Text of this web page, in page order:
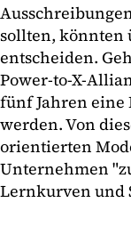
sollten, könnten
entscheiden.
Power-to-X-
fünf Jahren eine
werden. Von
orientierten
Unternehmen
Lernkurven und